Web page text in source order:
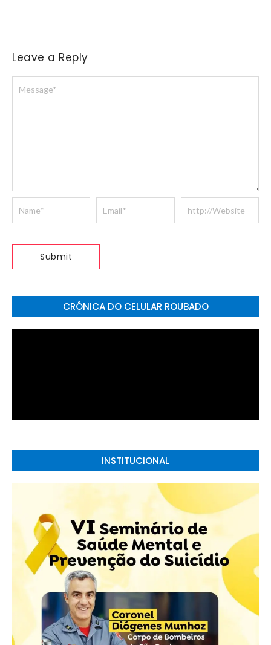
Leave a Reply
CRÔNICA DO CELULAR ROUBADO
INSTITUCIONAL